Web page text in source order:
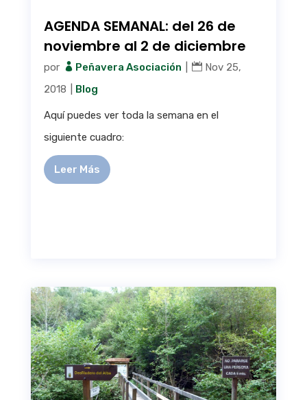
AGENDA SEMANAL: del 26 de
noviembre al 2 de diciembre
por Peñavera Asociación
Nov 25,
2018
Blog
Aquí puedes ver toda la semana en el
siguiente cuadro:
Leer Más